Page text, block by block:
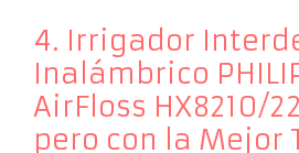
4. Irrigador
Inalámbrico
AirFloss HX8210/
pero con la Mejor